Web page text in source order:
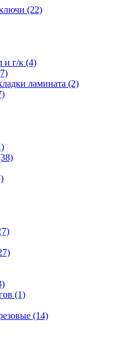
(22)
и г/к (4)
ламината (2)
(1)
(14)